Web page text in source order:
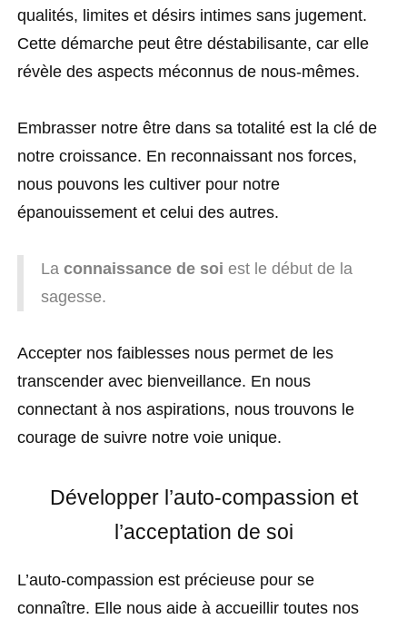
qualités, limites et désirs intimes sans jugement.
Cette démarche peut être déstabilisante, car elle
révèle des aspects méconnus de nous-mêmes.
Embrasser notre être dans sa totalité est la clé de
notre croissance. En reconnaissant nos forces,
nous pouvons les cultiver pour notre
épanouissement et celui des autres.
La connaissance de soi est le début de la
sagesse.
Accepter nos faiblesses nous permet de les
transcender avec bienveillance. En nous
connectant à nos aspirations, nous trouvons le
courage de suivre notre voie unique.
Développer l’auto-compassion et
l’acceptation de soi
L’auto-compassion est précieuse pour se
connaître. Elle nous aide à accueillir toutes nos